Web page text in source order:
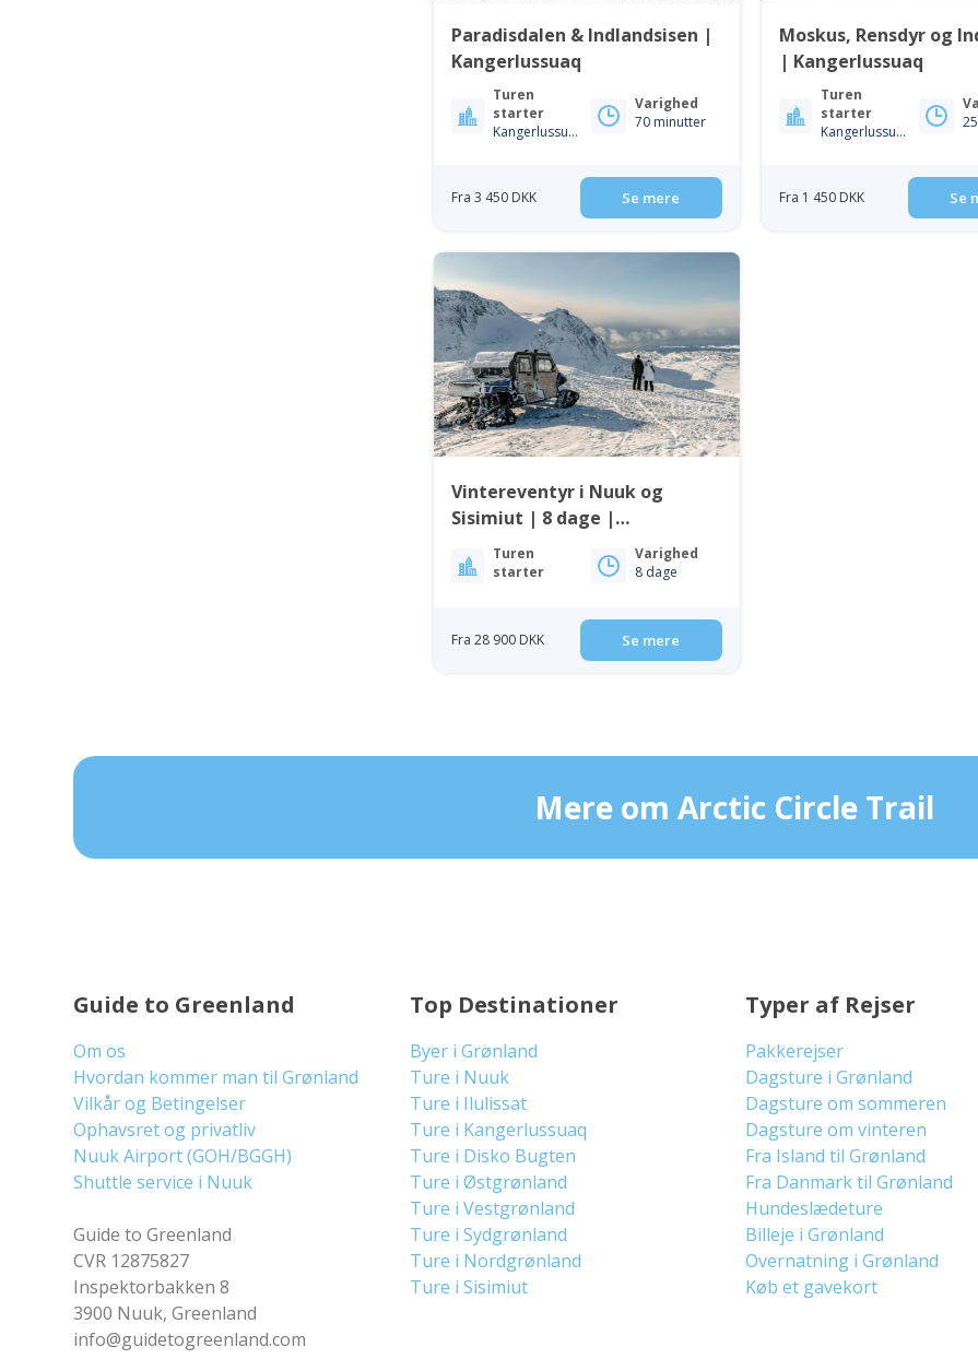
Paradisdalen & Indlandsisen |
Kangerlussuaq
Turen
starter
Kangerlussuaq
Varighed
70 minutter
Fra 3 450 DKK Se mere
Moskus, Rensdyr og
| Kangerlussuaq
Turen
starter
Kangerlussuaq
Fra 1 450 DKK Se
Vintereventyr i Nuuk og
Sisimiut | 8 dage |
Vestgrønland
Turen
starter
Varighed
8 dage
Fra 28 900 DKK Se mere
Mere om Arctic Circle Trail
Guide to Greenland
Om os
Hvordan kommer man til Grønland
Vilkår og Betingelser
Ophavsret og privatliv
Nuuk Airport (GOH/BGGH)
Shuttle service i Nuuk
Guide to Greenland
CVR 12875827
Inspektorbakken 8
3900 Nuuk, Greenland
info@guidetogreenland.com
Top Destinationer
Byer i Grønland
Ture i Nuuk
Ture i Ilulissat
Ture i Kangerlussuaq
Ture i Disko Bugten
Ture i Østgrønland
Ture i Vestgrønland
Ture i Sydgrønland
Ture i Nordgrønland
Ture i Sisimiut
Typer af Rejser
Pakkerejser
Dagsture i Grønland
Dagsture om sommeren
Dagsture om vinteren
Fra Island til Grønland
Fra Danmark til Grønland
Hundeslædeture
Billeje i Grønland
Overnatning i Grønland
Køb et gavekort